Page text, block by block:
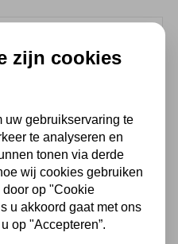
5)
9:00 tot 21:00 !
dezelfde dag
? Bel ons +31
Rijssen !
sinds 1992 !
zijn cookies
uw gebruikservaring te
te analyseren en
tonen via derde
wij cookies gebruiken
op "Cookie
u akkoord gaat met ons
op "Accepteren”.